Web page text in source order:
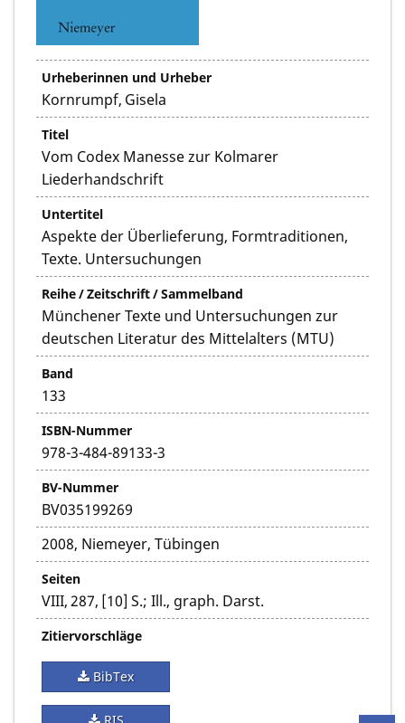
Urheberinnen und Urheber
Kornrumpf, Gisela
Titel
Vom Codex Manesse zur Kolmarer
Liederhandschrift
Untertitel
Aspekte der Überlieferung, Formtraditionen,
Texte. Untersuchungen
Reihe / Zeitschrift / Sammelband
Münchener Texte und Untersuchungen zur
deutschen Literatur des Mittelalters (MTU)
Band
133
ISBN-Nummer
978-3-484-89133-3
BV-Nummer
BV035199269
2008, Niemeyer, Tübingen
Seiten
VIII, 287, [10] S.; Ill., graph. Darst.
Zitiervorschläge
BibTex